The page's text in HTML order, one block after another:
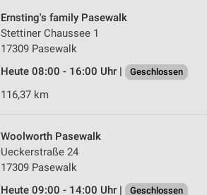
Ernsting's family Pasewalk
Stettiner Chaussee 1
17309 Pasewalk
Heute 08:00 - 16:00 Uhr |
Geschlossen
116,37 km
Woolworth Pasewalk
Ueckerstraße 24
17309 Pasewalk
Heute 09:00 - 14:00 Uhr |
Geschlossen